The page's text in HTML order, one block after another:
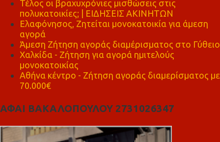
Τέλος οι βραχυχρόνιες μισθώσεις στις
πολυκατοικίες; | ΕΙΔΗΣΕΙΣ ΑΚΙΝΗΤΩΝ
Ελαφόνησος, Ζητείται μονοκατοικία για άμεση
αγορά
Άμεση Ζήτηση αγοράς διαμέρισματος στο Γύθειο
Χαλκίδα - Ζήτηση για αγορά ημιτελούς
μονοκατοικίας
Αθήνα κέντρο - Ζήτηση αγοράς διαμερίσματος με
70.000€
ΑΦΑΙ ΒΑΚΑΛΟΠΟΥΛΟΥ 2731026347